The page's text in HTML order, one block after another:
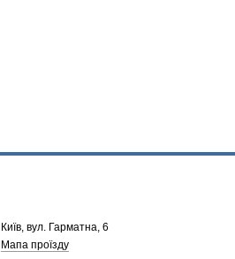
Київ, вул. Гарматна, 6
Мапа проїзду